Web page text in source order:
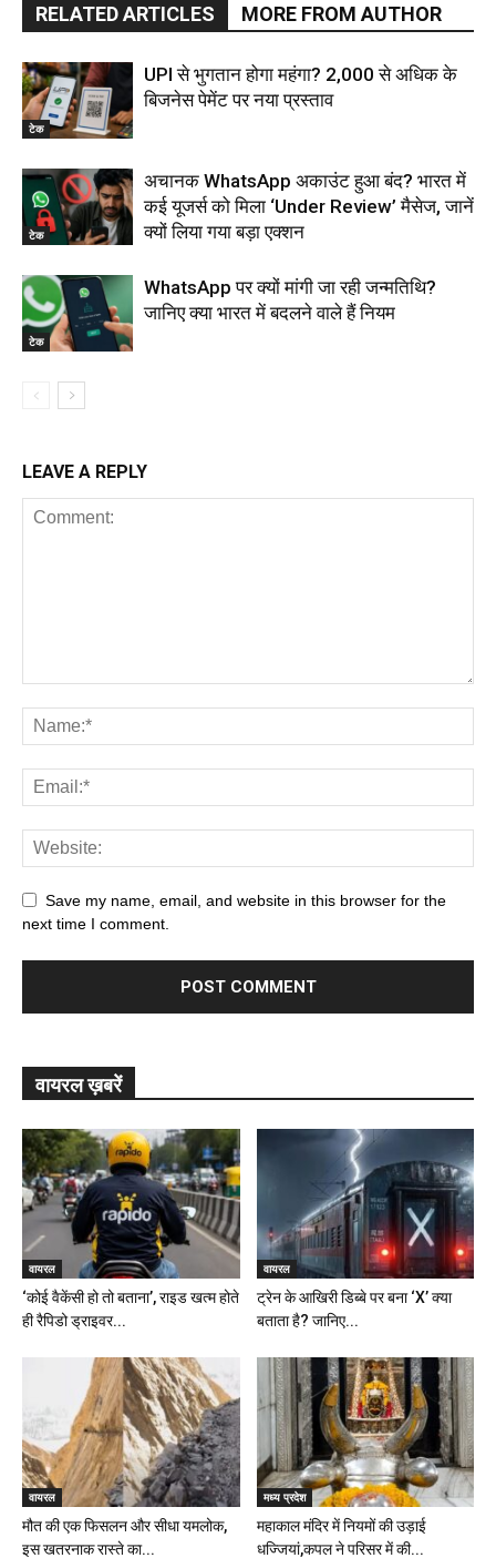
RELATED ARTICLES MORE FROM AUTHOR
टेक
UPI से भुगतान होगा महंगा? ₹2,000 से अधिक के
बिजनेस पेमेंट पर नया प्रस्ताव
टेक
अचानक WhatsApp अकाउंट हुआ बंद? भारत में
कई यूजर्स को मिला ‘Under Review’ मैसेज, जानें
क्यों लिया गया बड़ा एक्शन
टेक
WhatsApp पर क्यों मांगी जा रही जन्मतिथि?
जानिए क्या भारत में बदलने वाले हैं नियम
LEAVE A REPLY
Save my name, email, and website in this browser for the
next time I comment.
वायरल ख़बरें
वायरल
‘कोई वैकेंसी हो तो बताना’, राइड खत्म होते
ही रैपिडो ड्राइवर...
वायरल
ट्रेन के आखिरी डिब्बे पर बना ‘X’ क्या
बताता है? जानिए...
वायरल
मौत की एक फिसलन और सीधा यमलोक,
इस खतरनाक रास्ते का...
मध्य प्रदेश
महाकाल मंदिर में नियमों की उड़ाई
धज्जियां,कपल ने परिसर में की...